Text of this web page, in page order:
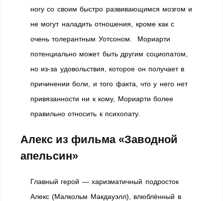
ногу со своим быстро развивающимся мозгом и
не могут наладить отношения, кроме как с
очень толерантным Уотсоном. Мориарти
потенциально может быть другим социопатом,
но из-за удовольствия, которое он получает в
причинении боли, и того факта, что у него нет
привязанности ни к кому, Мориарти более
правильно относить к психопату.
Алекс из фильма «Заводной
апельсин»
Главный герой — харизматичный подросток
Алекс (Малкольм Макдауэлл), влюблённый в